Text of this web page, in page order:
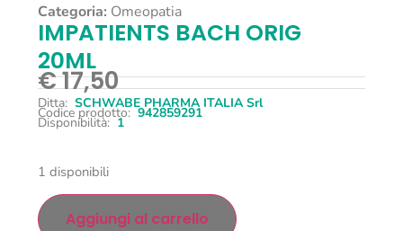
Categoria: Omeopatia
IMPATIENTS BACH ORIG
20ML
€17,50
Ditta: SCHWABE PHARMA ITALIA Srl
Codice prodotto: 942859291
Disponibilità: 1
1 disponibili
Aggiungi al carrello